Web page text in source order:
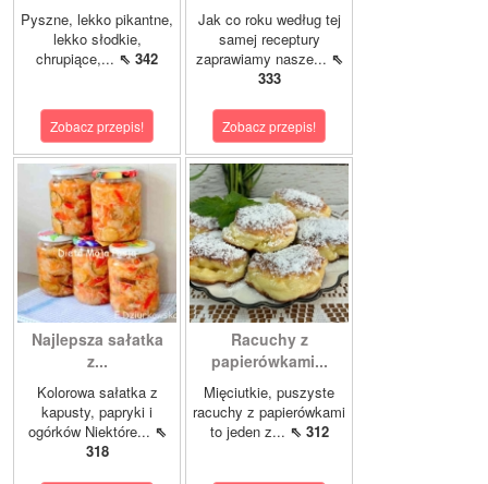
Pyszne, lekko pikantne,
lekko słodkie,
chrupiące,... ⇖ 342
Zobacz przepis!
Jak co roku według tej
samej receptury
zaprawiamy nasze... ⇖
333
Zobacz przepis!
Najlepsza sałatka
z...
Kolorowa sałatka z
kapusty, papryki i
ogórków Niektóre... ⇖
318
Racuchy z
papierówkami...
Mięciutkie, puszyste
racuchy z papierówkami
to jeden z... ⇖ 312